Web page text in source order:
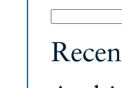
for: